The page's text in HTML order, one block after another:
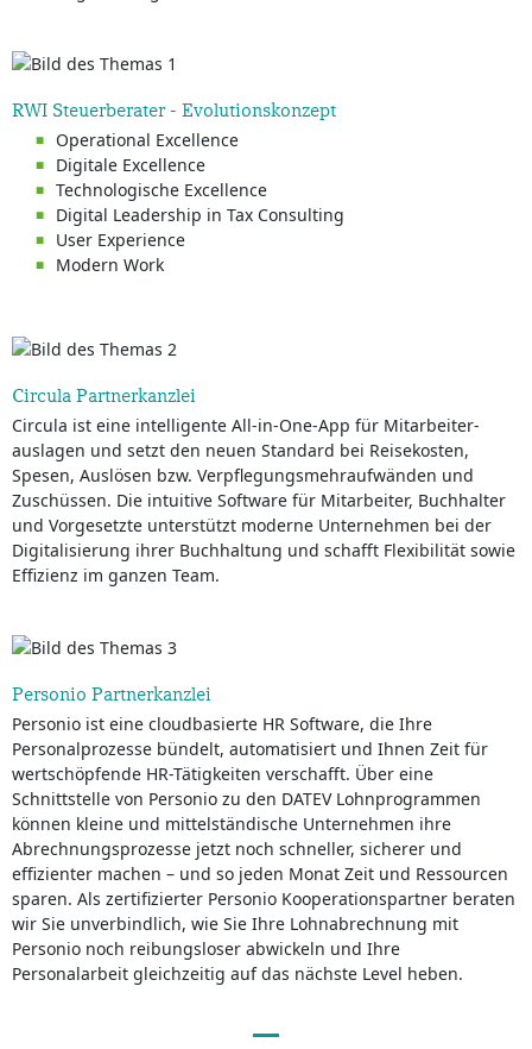
RWI Steuerberater - Evolutionskonzept
Operational Excellence
Digitale Excellence
Technologische Excellence
Digital Leadership in Tax Consulting
User Experience
Modern Work
Circula Partnerkanzlei
Circula ist eine intelligente All-in-One-App für Mitarbeiter-
auslagen und setzt den neuen Standard bei Reisekosten,
Spesen, Auslösen bzw. Verpflegungsmehraufwänden und
Zuschüssen. Die intuitive Software für Mitarbeiter, Buchhalter
und Vorgesetzte unterstützt moderne Unternehmen bei der
Digitalisierung ihrer Buchhaltung und schafft Flexibilität sowie
Effizienz im ganzen Team.
Personio Partnerkanzlei
Personio ist eine cloudbasierte HR Software, die Ihre
Personalprozesse bündelt, automatisiert und Ihnen Zeit für
wertschöpfende HR-Tätigkeiten verschafft. Über eine
Schnittstelle von Personio zu den DATEV Lohnprogrammen
können kleine und mittelständische Unternehmen ihre
Abrechnungsprozesse jetzt noch schneller, sicherer und
effizienter machen – und so jeden Monat Zeit und Ressourcen
sparen. Als zertifizierter Personio Kooperationspartner beraten
wir Sie unverbindlich, wie Sie Ihre Lohnabrechnung mit
Personio noch reibungsloser abwickeln und Ihre
Personalarbeit gleichzeitig auf das nächste Level heben.